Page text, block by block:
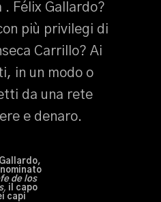
Félix Gallardo?
più privilegi di
Carrillo? Ai
in un modo o
da una rete
e denaro.
de los
, il capo
capi